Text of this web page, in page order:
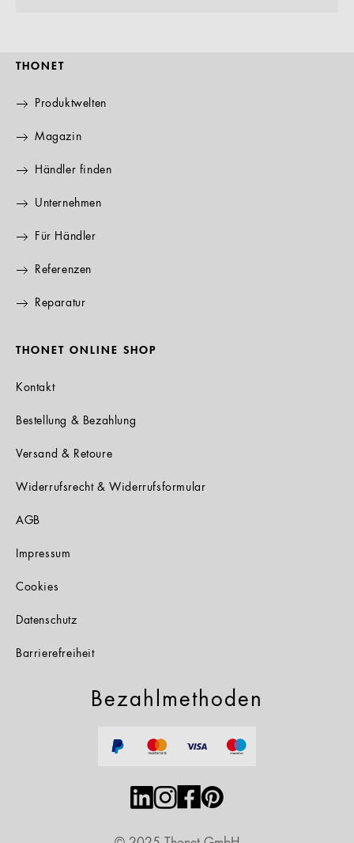
THONET
Produktwelten
Magazin
Händler finden
Unternehmen
Für Händler
Referenzen
Reparatur
THONET ONLINE SHOP
Kontakt
Bestellung & Bezahlung
Versand & Retoure
Widerrufsrecht & Widerrufsformular
AGB
Impressum
Cookies
Datenschutz
Barrierefreiheit
Bezahlmethoden